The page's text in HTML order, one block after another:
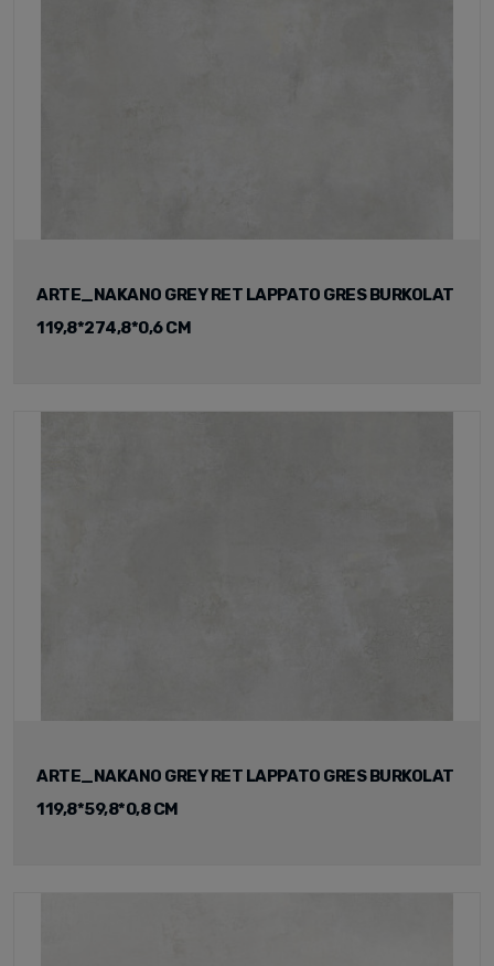
ARTE_NAKANO GREY RET LAPPATO GRES BURKOLAT
119,8*274,8*0,6 CM
ARTE_NAKANO GREY RET LAPPATO GRES BURKOLAT
119,8*59,8*0,8 CM